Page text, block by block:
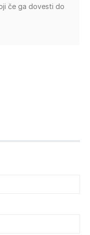
če ga dovesti do